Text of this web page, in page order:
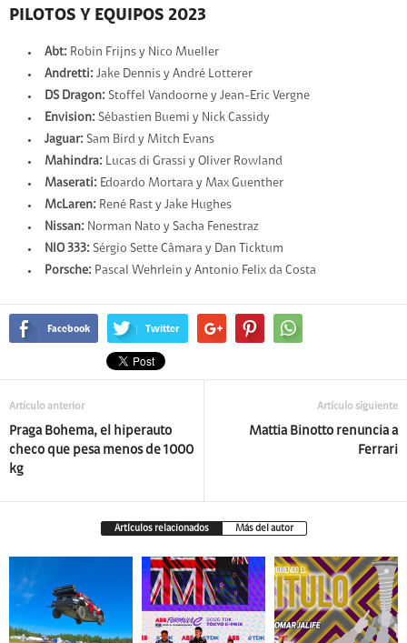
PILOTOS Y EQUIPOS 2023
Abt: Robin Frijns y Nico Mueller
Andretti: Jake Dennis y André Lotterer
DS Dragon: Stoffel Vandoorne y Jean-Eric Vergne
Envision: Sébastien Buemi y Nick Cassidy
Jaguar: Sam Bird y Mitch Evans
Mahindra: Lucas di Grassi y Oliver Rowland
Maserati: Edoardo Mortara y Max Guenther
McLaren: René Rast y Jake Hughes
Nissan: Norman Nato y Sacha Fenestraz
NIO 333: Sérgio Sette Câmara y Dan Ticktum
Porsche: Pascal Wehrlein y Antonio Felix da Costa
Facebook Twitter
Artículo anterior
Praga Bohema, el hiperauto
checo que pesa menos de 1000
kg
Artículo siguiente
Mattia Binotto renuncia a
Ferrari
Artículos relacionados Más del autor